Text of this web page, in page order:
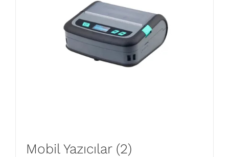
Mobil Yazıcılar (2)